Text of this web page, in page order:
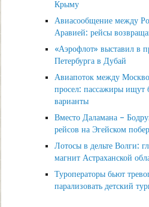
Крыму
Авиасообщение между
Аравией: рейсы
«Аэрофлот» выставил в
Петербурга в Дубай
Авиапоток между
просел: пассажиры ищут
варианты
Вместо Даламана –
рейсов на Эгейском
Лотосы в дельте Волги:
магнит Астраханской
Туроператоры бьют
парализовать детский